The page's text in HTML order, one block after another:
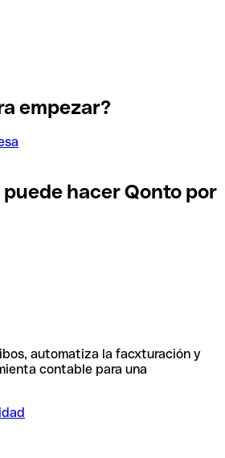
empezar?
hacer Qonto por
automatiza la facxturación y
contable para una